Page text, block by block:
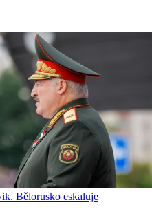
Bělorusko eskaluje